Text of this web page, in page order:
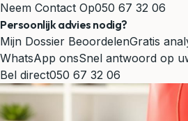
Neem Contact Op050 67 32 06
Persoonlijk advies nodig?
Mijn Dossier BeoordelenGratis
WhatsApp onsSnel antwoord op
Bel direct050 67 32 06